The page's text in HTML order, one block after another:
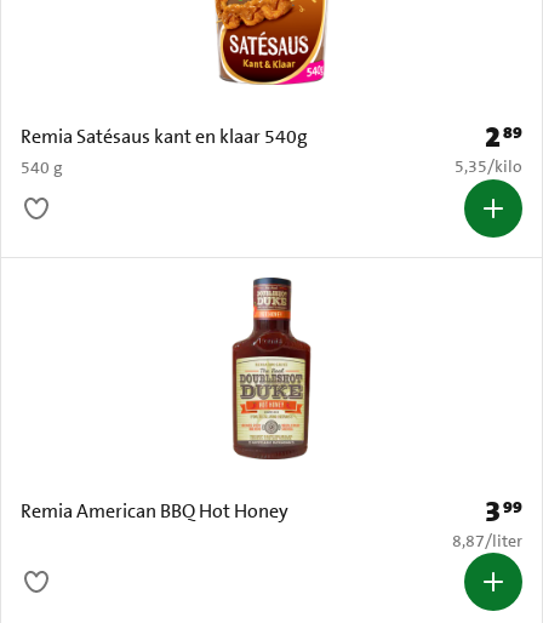
Remia Satésaus kant en klaar 540g
540 g
Prijs:
289
€ 5,35 per
5,35/kilo
Remia American BBQ Hot Honey Prijs:
399
€ 8,87 per
8,87/liter